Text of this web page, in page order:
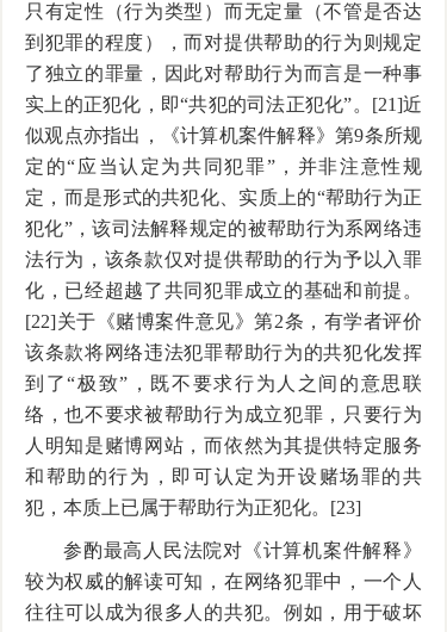
只有定性（行为类型）而无定量（不管是否达
到犯罪的程度），而对提供帮助的行为则规定
了独立的罪量，因此对帮助行为而言是一种事
实上的正犯化，即“共犯的司法正犯化”。[21]近
似观点亦指出，《计算机案件解释》第9条所规
定的“应当认定为共同犯罪”，并非注意性规
定，而是形式的共犯化、实质上的“帮助行为正
犯化”，该司法解释规定的被帮助行为系网络违
法行为，该条款仅对提供帮助的行为予以入罪
化，已经超越了共同犯罪成立的基础和前提。
[22]关于《赌博案件意见》第2条，有学者评价
该条款将网络违法犯罪帮助行为的共犯化发挥
到了“极致”，既不要求行为人之间的意思联
络，也不要求被帮助行为成立犯罪，只要行为
人明知是赌博网站，而依然为其提供特定服务
和帮助的行为，即可认定为开设赌场罪的共
犯，本质上已属于帮助行为正犯化。[23]
参酌最高人民法院对《计算机案件解释》
较为权威的解读可知，在网络犯罪中，一个人
往往可以成为很多人的共犯。例如，用于破坏